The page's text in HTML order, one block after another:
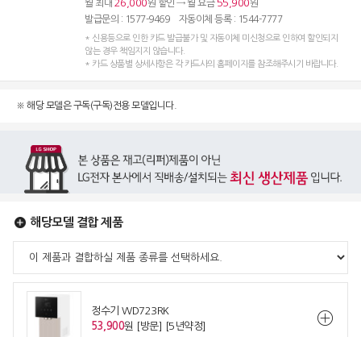
월 최대 26,000원 할인 → 월 요금 55,900원
발급문의 : 1577-9469 자동이체 등록 : 1544-7777
* 신용등으로 인한 카드 발급불가 및 자동이체 미신청으로 인하여 할인되지
않는 경우 책임지지 않습니다.
* 카드 상품별 상세사항은 각 카드사의 홈페이지를 참조해주시기 바랍니다.
※ 해당 모델은 구독(구독)전용 모델입니다.
해당모델 결합 제품
정수기 WD723RK
53,900원 [방문] [5년약정]